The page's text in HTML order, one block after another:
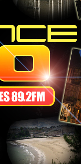
Photo suivante